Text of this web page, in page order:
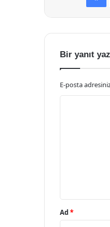
Bir yanıt
E-posta
Ad*